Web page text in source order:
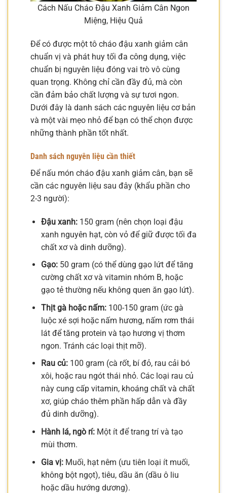
Cách Nấu Cháo Đậu Xanh Giảm Cân Ngon
Miệng, Hiệu Quả
Để có được một tô cháo đậu xanh giảm cân
chuẩn vị và phát huy tối đa công dụng, việc
chuẩn bị nguyên liệu đóng vai trò vô cùng
quan trọng. Không chỉ cần đầy đủ, mà còn
cần đảm bảo chất lượng và sự tươi ngon.
Dưới đây là danh sách các nguyên liệu cơ bản
và một vài mẹo nhỏ để bạn có thể chọn được
những thành phần tốt nhất.
Danh sách nguyên liệu cần thiết
Để nấu món cháo đậu xanh giảm cân, bạn sẽ
cần các nguyên liệu sau đây (khẩu phần cho
2-3 người):
Đậu xanh:150 gram (nên chọn loại đậu
xanh nguyên hạt, còn vỏ để giữ được tối đa
chất xơ và dinh dưỡng).
Gạo:50 gram (có thể dùng gạo lứt để tăng
cường chất xơ và vitamin nhóm B, hoặc
gạo tẻ thường nếu không quen ăn gạo lứt).
Thịt gà hoặc nấm:100-150 gram (ức gà
luộc xé sợi hoặc nấm hương, nấm rơm thái
lát để tăng protein và tạo hương vị thơm
ngon. Tránh các loại thịt mỡ).
Rau củ:100 gram (cà rốt, bí đỏ, rau cải bó
xôi, hoặc rau ngót thái nhỏ. Các loại rau củ
này cung cấp vitamin, khoáng chất và chất
xơ, giúp cháo thêm phần hấp dẫn và đầy
đủ dinh dưỡng).
Hành lá, ngò rí:Một ít để trang trí và tạo
mùi thơm.
Gia vị:Muối, hạt nêm (ưu tiên loại ít muối,
không bột ngọt), tiêu, dầu ăn (dầu ô liu
hoặc dầu hướng dương).